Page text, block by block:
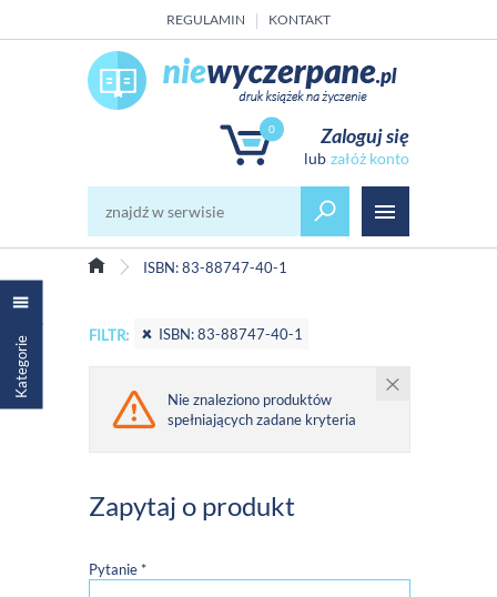
REGULAMIN KONTAKT
0 Zaloguj się
załóż konto
ISBN: 83-88747-40-1
Kategorie FILTR: ISBN: 83-88747-40-1
Nie znaleziono produktów
spełniających zadane kryteria
Zapytaj o produkt
Pytanie *